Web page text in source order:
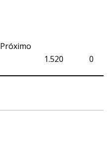
Próximo
0
1.520